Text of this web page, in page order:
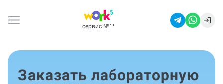
сервис №1 *
Заказать лабораторную